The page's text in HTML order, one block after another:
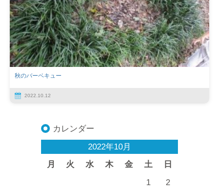
秋のバーベキュー
2022.10.12
カレンダー
2022年10月
月
火 水 木 金 土 日
1
2